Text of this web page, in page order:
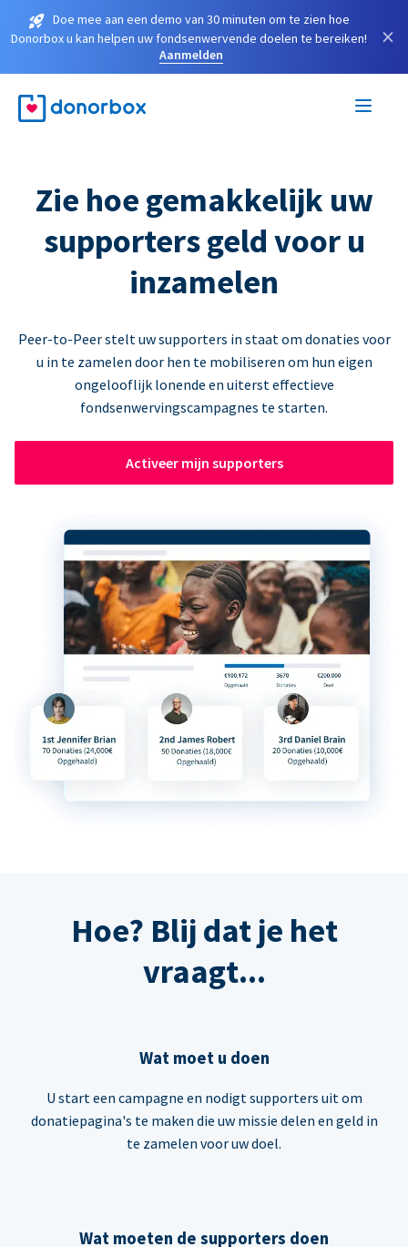
Doe mee aan een demo van 30 minuten om te zien hoe
Donorbox u kan helpen uw fondsenwervende doelen te bereiken!
Aanmelden
×
Zie hoe gemakkelijk uw
supporters geld voor u
inzamelen
Peer-to-Peer stelt uw supporters in staat om donaties voor
u in te zamelen door hen te mobiliseren om hun eigen
ongelooflijk lonende en uiterst effectieve
fondsenwervingscampagnes te starten.
Activeer mijn supporters
Hoe? Blij dat je het
vraagt...
Wat moet u doen
U start een campagne en nodigt supporters uit om
donatiepagina's te maken die uw missie delen en geld in
te zamelen voor uw doel.
Wat moeten de supporters doen